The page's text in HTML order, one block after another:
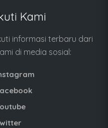
Kami
informasi terbaru dari
di media sosial: